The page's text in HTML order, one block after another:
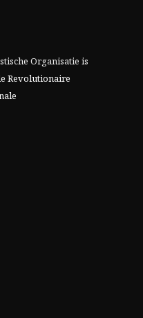
Organisatie is
Revolutionaire